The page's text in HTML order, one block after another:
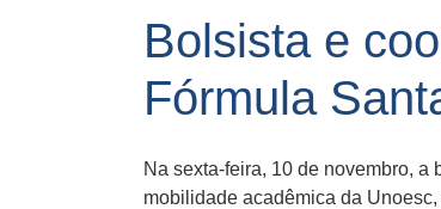
Bolsista e
Fórmula
Na sexta-feira, 10 de novembro,
mobilidade acadêmica da